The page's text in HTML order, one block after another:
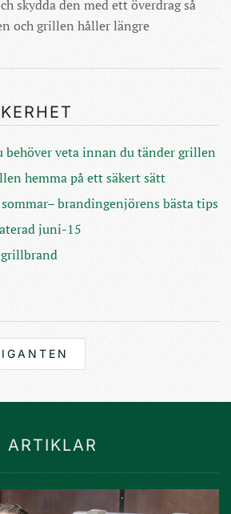
skydda den med ett överdrag så
och grillen håller längre
behöver veta innan du tänder grillen
hemma på ett säkert sätt
brandingenjörens bästa tips
juni-15
grillbrand
ARTIKLAR